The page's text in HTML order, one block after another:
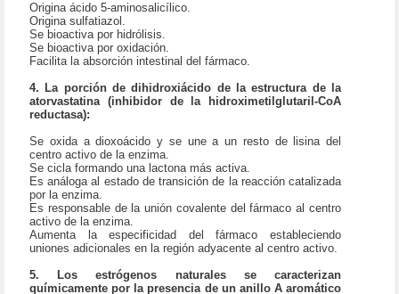
Origina ácido 5-aminosalicílico.
Origina sulfatiazol.
Se bioactiva por hidrólisis.
Se bioactiva por oxidación.
Facilita la absorción intestinal del fármaco.
4. La porción de dihidroxiácido de la estructura de la
atorvastatina (inhibidor de la hidroximetilglutaril-CoA
reductasa):
Se oxida a dioxoácido y se une a un resto de lisina del
centro activo de la enzima.
Se cicla formando una lactona más activa.
Es análoga al estado de transición de la reacción catalizada
por la enzima.
Es responsable de la unión covalente del fármaco al centro
activo de la enzima.
Aumenta la especificidad del fármaco estableciendo
uniones adicionales en la región adyacente al centro activo.
5. Los estrógenos naturales se caracterizan
químicamente por la presencia de un anillo A aromático